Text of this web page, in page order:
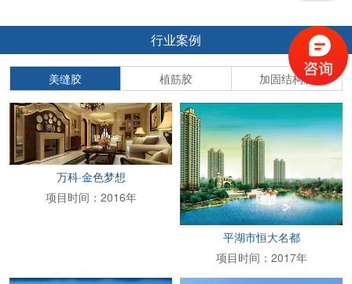
行业案例
美缝胶 植筋胶 加固结构胶
万科·金色梦想
项目时间：2016年
平湖市恒大名都
项目时间：2017年